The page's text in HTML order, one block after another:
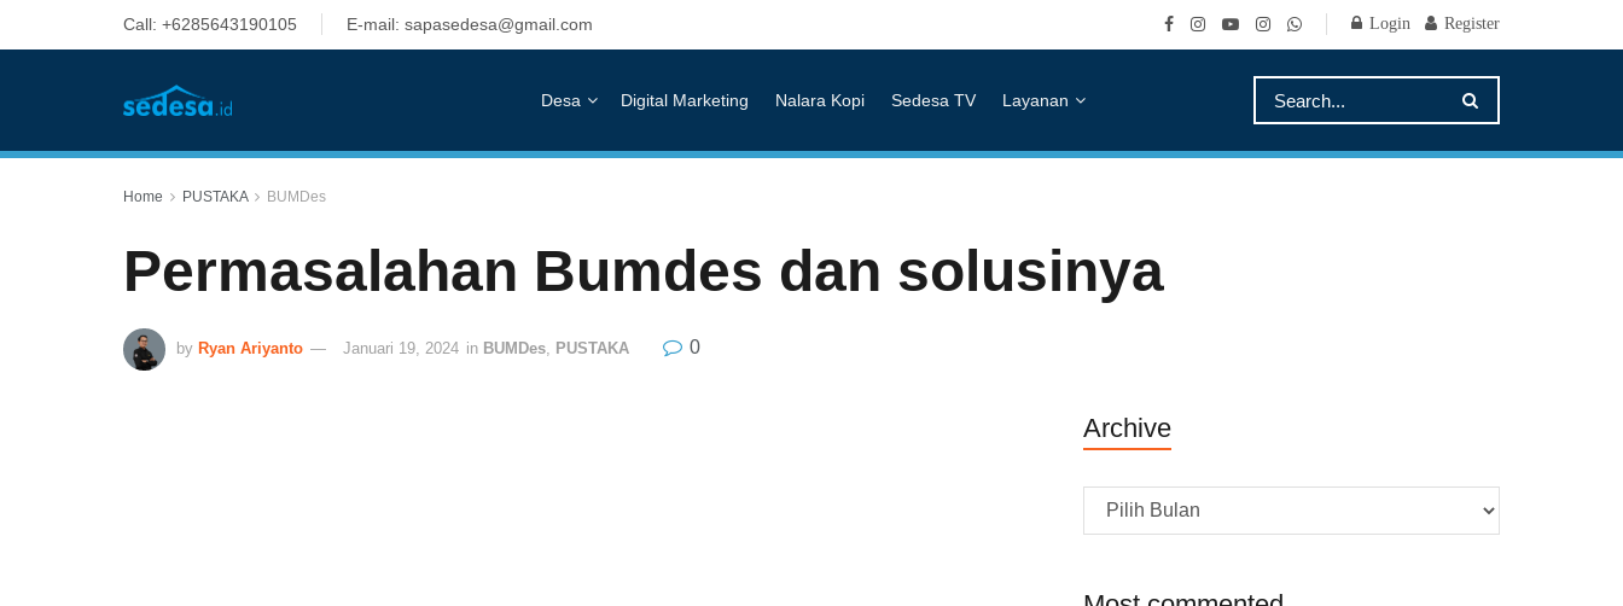
Call: +6285643190105 E-mail: sapasedesa@gmail.com Login Register
Desa Digital Marketing Nalara Kopi Sedesa TV Layanan
Home PUSTAKA BUMDes
Permasalahan Bumdes dan solusinya
by Ryan Ariyanto Januari 19, 2024 in BUMDes, PUSTAKA 0
Archive
Archive